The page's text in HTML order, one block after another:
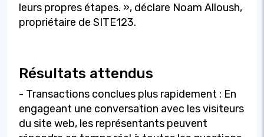
leurs propres étapes. », déclare Noam Alloush,
propriétaire de SITE123.
Résultats attendus
- Transactions conclues plus rapidement : En
engageant une conversation avec les visiteurs
du site web, les représentants peuvent